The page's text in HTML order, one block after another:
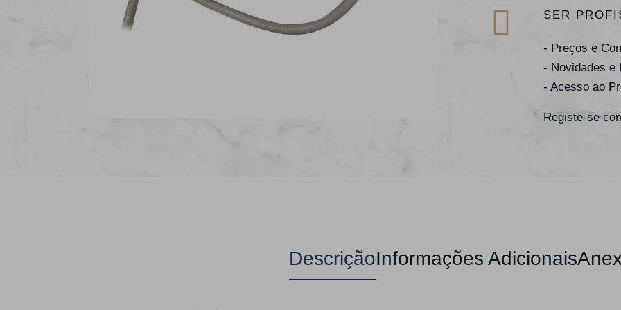
SER
- Preços e
- Novidades e
- Acesso ao
Registe-se
DescriçãoInformações Adicionais